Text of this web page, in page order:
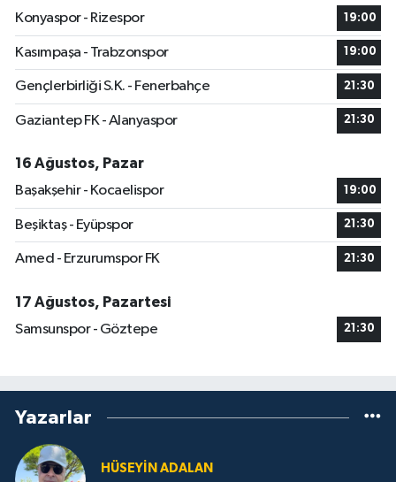
Konyaspor - Rizespor
19:00
Kasımpaşa - Trabzonspor 19:00
Gençlerbirliği S.K. - Fenerbahçe 21:30
Gaziantep FK - Alanyaspor 21:30
16 Ağustos, Pazar
Başakşehir - Kocaelispor
19:00
Beşiktaş - Eyüpspor 21:30
Amed - Erzurumspor FK 21:30
17 Ağustos, Pazartesi
Samsunspor - Göztepe
21:30
Yazarlar
HÜSEYIN ADALAN